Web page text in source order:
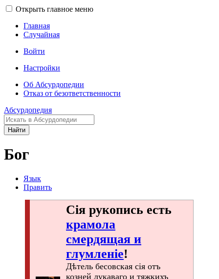
Открыть главное меню
Главная
Случайная
Войти
Настройки
Об Абсурдопедии
Отказ от безответственности
Абсурдопедия
Найти
Бог
Язык
Править
Сія рукопись есть
крамола
смердящая и
глумленіе!
Дѣтель бесовская сія отъ
козней лукаваго и тяжкихъ